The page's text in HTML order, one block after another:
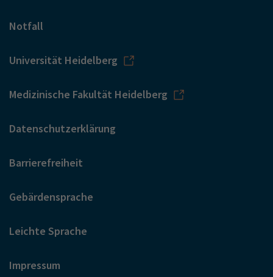
Notfall
Universität Heidelberg
Medizinische Fakultät Heidelberg
Datenschutzerklärung
Barrierefreiheit
Gebärdensprache
Leichte Sprache
Impressum